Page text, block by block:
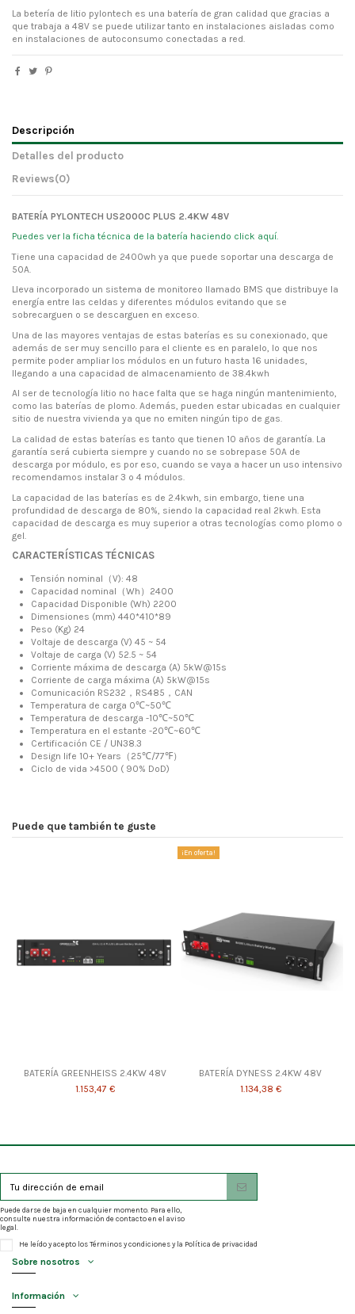
La betería de litio pylontech es una batería de gran calidad que gracias a
que trabaja a 48V se puede utilizar tanto en instalaciones aisladas como
en instalaciones de autoconsumo conectadas a red.
Descripción
Detalles del producto
Reviews(0)
BATERÍA PYLONTECH US2000C PLUS 2.4KW 48V
Puedes ver la ficha técnica de la batería haciendo click aquí.
Tiene una capacidad de 2400wh ya que puede soportar una descarga de
50A.
Lleva incorporado un sistema de monitoreo llamado BMS que distribuye la
energía entre las celdas y diferentes módulos evitando que se
sobrecarguen o se descarguen en exceso.
Una de las mayores ventajas de estas baterías es su conexionado, que
además de ser muy sencillo para el cliente es en paralelo, lo que nos
permite poder ampliar los módulos en un futuro hasta 16 unidades,
llegando a una capacidad de almacenamiento de 38.4kwh
Al ser de tecnología litio no hace falta que se haga ningún mantenimiento,
como las baterías de plomo. Además, pueden estar ubicadas en cualquier
sitio de nuestra vivienda ya que no emiten ningún tipo de gas.
La calidad de estas baterías es tanto que tienen 10 años de garantía. La
garantía será cubierta siempre y cuando no se sobrepase 50A de
descarga por módulo, es por eso, cuando se vaya a hacer un uso intensivo
recomendamos instalar 3 o 4 módulos.
La capacidad de las baterías es de 2.4kwh, sin embargo, tiene una
profundidad de descarga de 80%, siendo la capacidad real 2kwh. Esta
capacidad de descarga es muy superior a otras tecnologías como plomo o
gel.
CARACTERÍSTICAS TÉCNICAS
Tensión nominal （V): 48
Capacidad nominal （Wh ） 2400
Capacidad Disponible (Wh) 2200
Dimensiones (mm) 440*410*89
Peso (Kg) 24
Voltaje de descarga (V) 45 ~ 54
Voltaje de carga (V) 52.5 ~ 54
Corriente máxima de descarga (A) 5kW@15s
Corriente de carga máxima (A) 5kW@15s
Comunicación RS232 ， RS485 ， CAN
Temperatura de carga 0℃~50℃
Temperatura de descarga -10℃~50℃
Temperatura en el estante -20℃~60℃
Certificación CE / UN38.3
Design life 10+ Years （ 25℃/77℉）
Ciclo de vida >4500 ( 90% DoD)
Puede que también te guste
BATERÍA GREENHEISS 2.4KW 48V
1.153,47 €
¡En oferta!
BATERÍA DYNESS 2.4KW 48V
1.134,38 €
Puede darse de baja en cualquier momento. Para ello,
consulte nuestra información de contacto en el aviso
legal.
He leído y acepto losTérminos y condicionesy la Política de privacidad
Sobre nosotros
Información